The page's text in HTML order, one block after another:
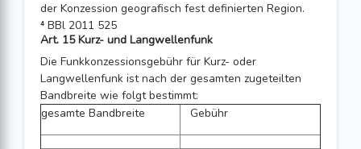
der Konzession geografisch fest definierten Region.
⁴ BBl 2011 525
Art. 15 Kurz- und Langwellenfunk
Die Funkkonzessionsgebühr für Kurz- oder
Langwellenfunk ist nach der gesamten zugeteilten
Bandbreite wie folgt bestimmt:
gesamte Bandbreite
Gebühr